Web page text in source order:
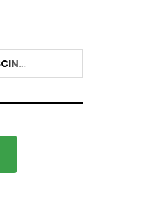
BIKE, PATINS E PISCINA: CONCURSO DE VÍDEO VAI PREMIAR ESTUDANTES NO DIA DA ÁRVORE EM PATROCÍNIO